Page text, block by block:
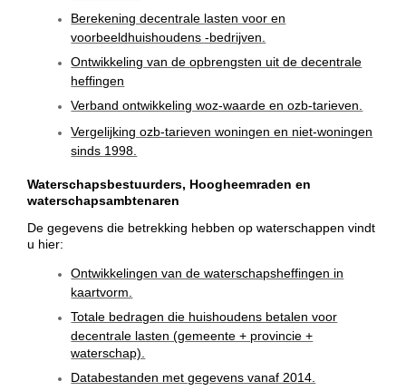
Berekening decentrale lasten voor en
voorbeeldhuishoudens -bedrijven.
Ontwikkeling van de opbrengsten uit de decentrale
heffingen
Verband ontwikkeling woz-waarde en ozb-tarieven.
Vergelijking ozb-tarieven woningen en niet-woningen
sinds 1998.
Waterschapsbestuurders, Hoogheemraden en
waterschapsambtenaren
De gegevens die betrekking hebben op waterschappen vindt
u hier:
Ontwikkelingen van de waterschapsheffingen in
kaartvorm.
Totale bedragen die huishoudens betalen voor
decentrale lasten (gemeente + provincie +
waterschap).
Databestanden met gegevens vanaf 2014.